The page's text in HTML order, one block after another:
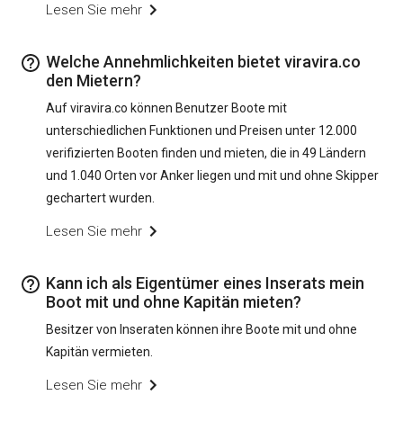
Lesen Sie mehr
Welche Annehmlichkeiten bietet viravira.co
den Mietern?
Auf viravira.co können Benutzer Boote mit
unterschiedlichen Funktionen und Preisen unter 12.000
verifizierten Booten finden und mieten, die in 49 Ländern
und 1.040 Orten vor Anker liegen und mit und ohne Skipper
gechartert wurden.
Lesen Sie mehr
Kann ich als Eigentümer eines Inserats mein
Boot mit und ohne Kapitän mieten?
Besitzer von Inseraten können ihre Boote mit und ohne
Kapitän vermieten.
Lesen Sie mehr